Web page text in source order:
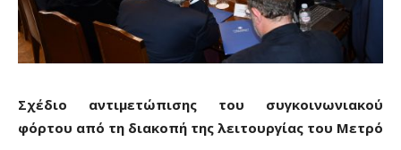
Σχέδιο αντιμετώπισης του συγκοινωνιακού
φόρτου από τη διακοπή της λειτουργίας του Μετρό